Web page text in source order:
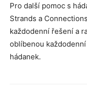
Pro další pomoc s
Strands a
každodenní řešení a
oblíbenou
hádanek.